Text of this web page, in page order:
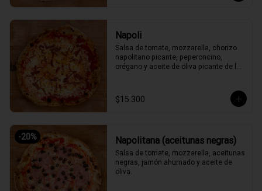
Napoli
Salsa de tomate, mozzarella, chorizo
napolitano picante, peperoncino,
orégano y aceite de oliva picante de la
$15.300
-20% Napolitana (aceitunas negras)
Salsa de tomate, mozzarella, aceitunas
negras, jamón ahumado y aceite de
oliva.